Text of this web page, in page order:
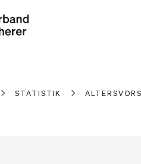
STATISTIK